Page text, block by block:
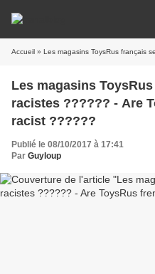
Accueil » Les magasins ToysRus français seraient-ils
Les magasins
racistes ?????? - Are
racist ??????
Publié le 08/10/2017 à 17:41
Par Guyloup